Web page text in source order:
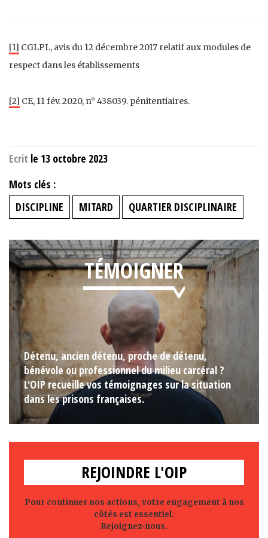
[1] CGLPL, avis du 12 décembre 2017 relatif aux modules de
respect dans les établissements
[2] CE, 11 fév. 2020, n° 438039. pénitentiaires.
Ecrit le 13 octobre 2023
Mots clés :
DISCIPLINE
MITARD QUARTIER DISCIPLINAIRE
TÉMOIGNER
Détenu, ancien détenu, proche de détenu,
bénévole ou professionnel du milieu carcéral ?
L'OIP recueille vos témoignages sur la situation
dans les prisons françaises.
REJOINDRE L'OIP
Pour continuer nos actions, votre engagement à nos
côtés est essentiel.
Rejoignez-nous.